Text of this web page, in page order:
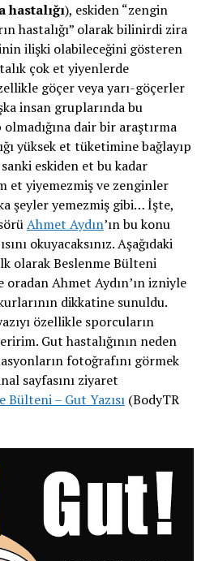
hastalığı), eskiden “zengin
hastalığı” olarak bilinirdi zira
ilişki olabileceğini gösteren
çok et yiyenlerde
göçer veya yarı-göçerler
insan gruplarında bu
olmadığına dair bir araştırma
yüksek et tüketimine bağlayıp
eskiden et bu kadar
et yiyemezmiş ve zenginler
şeyler yemezmiş gibi… İşte,
Ahmet Aydın’ın bu konu
okuyacaksınız. Aşağıdaki
olarak Beslenme Bülteni
oradan Ahmet Aydın’ın izniyle
dikkatine sunuldu.
özellikle sporcuların
Gut hastalığının neden
fotoğrafını görmek
sayfasını ziyaret
Bülteni – Gut Yazısı(BodyTR